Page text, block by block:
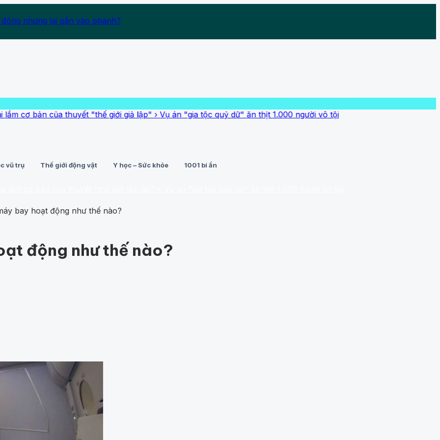
nhưng lại gắn vào phanh?
của thuyết "thế giới giả lập"›Vụ án "gia tộc quỷ dữ" ăn thịt 1.000 người vô tội
vũ trụ Thế giới động vật Y học – Sức khỏe 1001 bí ẩn
bay hoạt động như thế nào?
động như thế nào?